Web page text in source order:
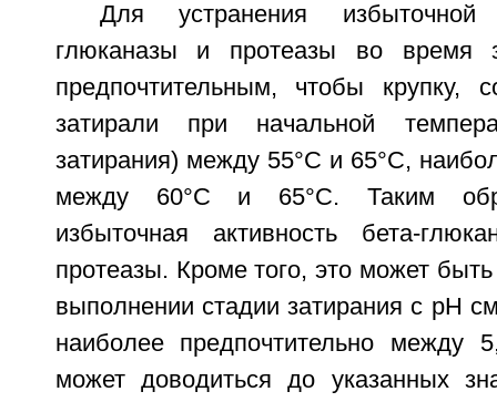
Для устранения избыточной
глюканазы и протеазы во время
предпочтительным, чтобы крупку,
затирали при начальной
затирания) между 55°C и 65°C,
между 60°C и 65°C. Таким
избыточная активность бета-
протеазы. Кроме того, это может
выполнении стадии затирания с pH
наиболее предпочтительно
может доводиться до указанных